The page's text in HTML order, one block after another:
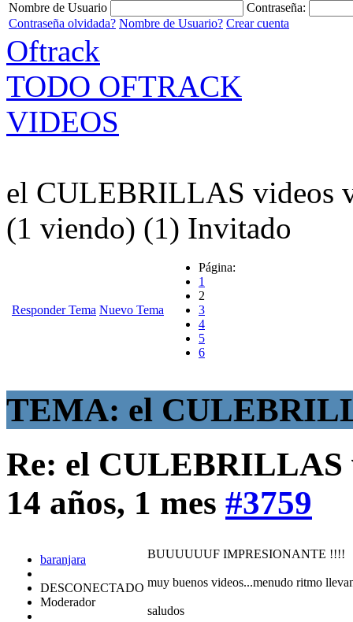
Nombre de Usuario
Contraseña:
Contraseña olvidada? Nombre de Usuario? Crear cuenta
Oftrack
TODO OFTRACK
VIDEOS
el CULEBRILLAS videos
(1 viendo) (1) Invitado
Responder Tema Nuevo Tema
Página:
1
2
3
4
5
6
TEMA: el
Re: el CULEBRILLAS
14 años, 1 mes #3759
baranjara
DESCONECTADO
Moderador
BUUUUUUF IMPRESIONANTE !!!!
muy buenos videos...menudo ritmo
saludos